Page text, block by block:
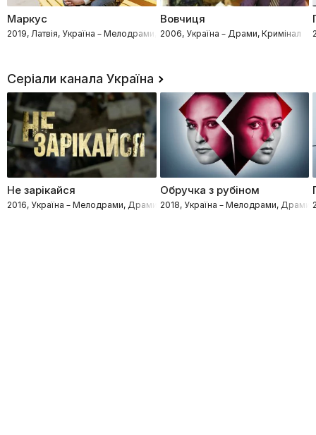
Маркус
2019, Латвія, Україна – Мелодрами, Детективи, Кримінал
Вовчиця
2006, Україна – Драми, Кримінал
Серіали канала Україна
Не зарікайся
2016, Україна – Мелодрами, Драми
Обручка з рубіном
2018, Україна – Мелодрами, Драми